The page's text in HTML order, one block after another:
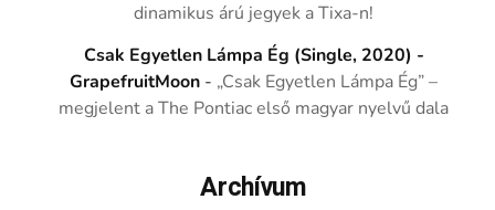
dinamikus árú jegyek a Tixa-n!
Csak Egyetlen Lámpa Ég (Single, 2020) -
GrapefruitMoon - „Csak Egyetlen Lámpa Ég” –
megjelent a The Pontiac első magyar nyelvű dala
Archívum